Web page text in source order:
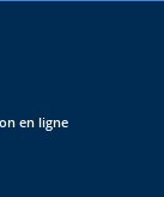
en ligne